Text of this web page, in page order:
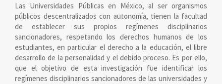
Las Universidades Públicas en México, al ser organismos
públicos descentralizados con autonomía, tienen la facultad
de establecer sus propios regímenes disciplinarios
sancionadores, respetando los derechos humanos de los
estudiantes, en particular el derecho a la educación, el libre
desarrollo de la personalidad y el debido proceso. Es por ello,
que el objetivo de esta investigación fue identificar los
regímenes disciplinarios sancionadores de las universidades y